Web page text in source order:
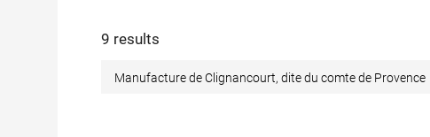
9 results
Manufacture de Clignancourt, dite du comte de Provence